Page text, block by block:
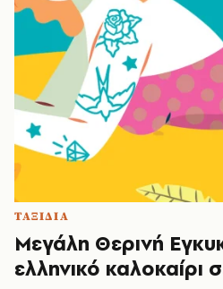
ΤΑΞΙΔΙΑ
Μεγάλη Θερινή
ελληνικό καλοκαίρι